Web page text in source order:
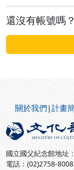
還沒有帳號嗎？
關於我們|計畫
國立國父紀念館地址
電話：(02)2758-